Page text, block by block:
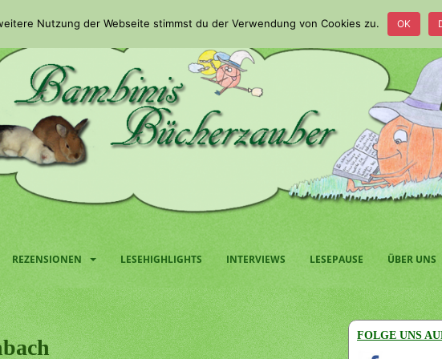
REZENSIONEN LESEHIGHLIGHTS INTERVIEWS LESEPAUSE ÜBER UNS
FOLGE UNS
Nutzung der Webseite stimmst du der Verwendung von Cookies zu. OK